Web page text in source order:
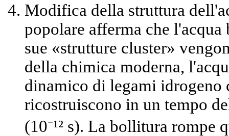
Modifica della struttura
popolare afferma che
sue «strutture cluster»
della chimica moderna,
dinamico di legami idrogeno
ricostruiscono in un tempo
(10⁻¹² s). La bollitura rompe